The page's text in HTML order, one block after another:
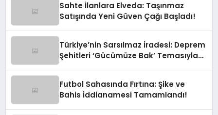
Sahte İlanlara Elveda: Taşınmaz
Satışında Yeni Güven Çağı Başladı!
Türkiye’nin Sarsılmaz İradesi: Deprem
Şehitleri ‘Gücümüze Bak’ Temasıyla
Futbol Sahasında Fırtına: Şike ve
Bahis İddianamesi Tamamlandı!